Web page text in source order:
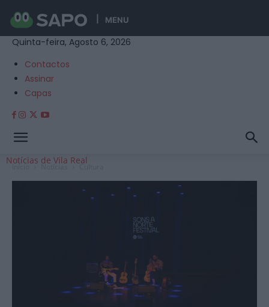
MENU
Quinta-feira, Agosto 6, 2026
Contactos
Assinar
Capas
Notícias de Vila Real
Início Notícias Cultura